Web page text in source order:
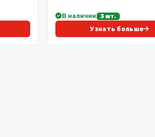
В наличии 3 шт.
Узнать больше